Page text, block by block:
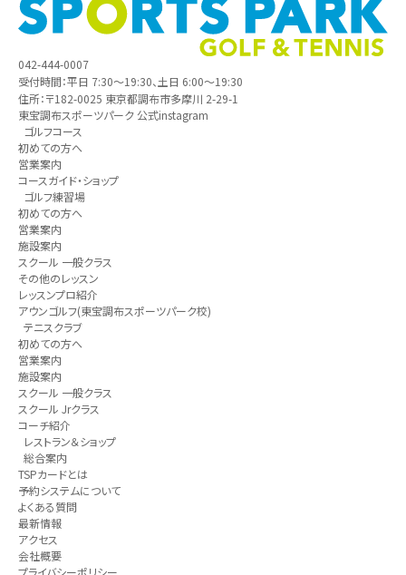
042-444-0007
受付時間：平日 7:30～19:30、土日 6:00～19:30
住所：〒182-0025 東京都調布市多摩川 2-29-1
東宝調布スポーツパーク 公式instagram
ゴルフコース
初めての方へ
営業案内
コースガイド・ショップ
ゴルフ練習場
初めての方へ
営業案内
施設案内
スクール 一般クラス
その他のレッスン
レッスンプロ紹介
アウンゴルフ(東宝調布スポーツパーク校)
テニスクラブ
初めての方へ
営業案内
施設案内
スクール 一般クラス
スクール Jrクラス
コーチ紹介
レストラン＆ショップ
総合案内
TSPカードとは
予約システムについて
よくある質問
最新情報
アクセス
会社概要
プライバシーポリシー